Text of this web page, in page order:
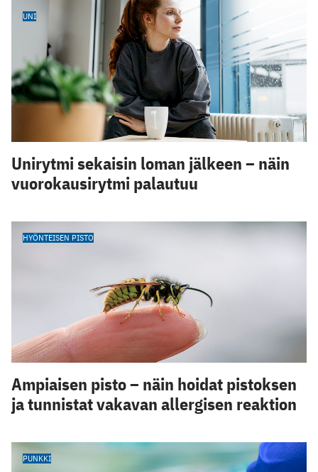
UNI
Unirytmi sekaisin loman jälkeen – näin
vuorokausirytmi palautuu
HYÖNTEISEN PISTO
Ampiaisen pisto – näin hoidat pistoksen
ja tunnistat vakavan allergisen reaktion
PUNKKI